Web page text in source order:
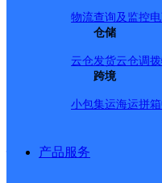
物流查询及监控
仓储
云仓发货云仓调拨
跨境
小包集运海运拼箱
产品服务
圆通速递(130) 韵
阿城区(3)
顺丰速运,
水景湾超市